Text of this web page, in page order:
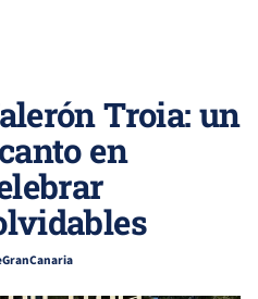
Troia: un
en